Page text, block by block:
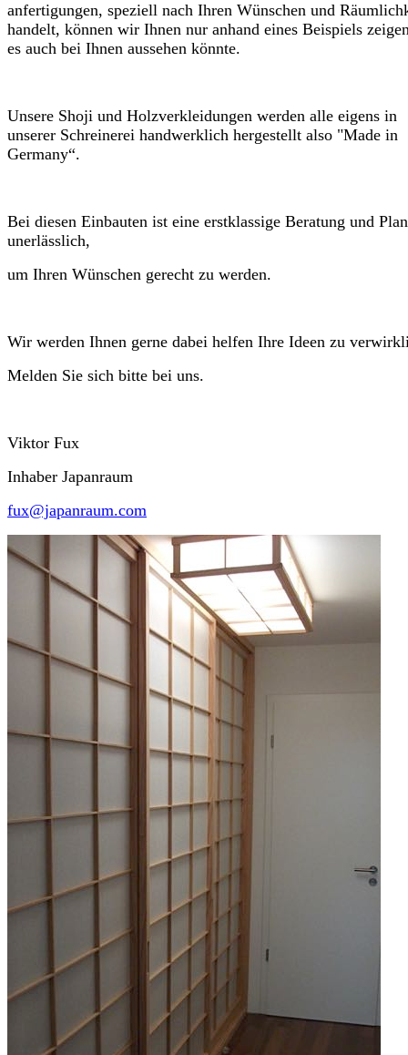
anfertigungen, speziell nach Ihren Wünschen und
handelt, können wir Ihnen nur anhand eines Beispiels
es auch bei Ihnen aussehen könnte.
Unsere Shoji und Holzverkleidungen werden alle eigens in
unserer Schreinerei handwerklich hergestellt also "Made in
Germany“.
Bei diesen Einbauten ist eine erstklassige Beratung und
unerlässlich,
um Ihren Wünschen gerecht zu werden.
Wir werden Ihnen gerne dabei helfen Ihre Ideen zu
Melden Sie sich bitte bei uns.
Viktor Fux
Inhaber Japanraum
fux@japanraum.com